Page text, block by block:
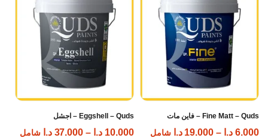
Fine Matt – Quds – فاين مات
6.000 د.ا –
19.000 د.ا شامل
Eggshell – Quds – اجشل
10.000 د.ا –
37.000 د.ا شامل